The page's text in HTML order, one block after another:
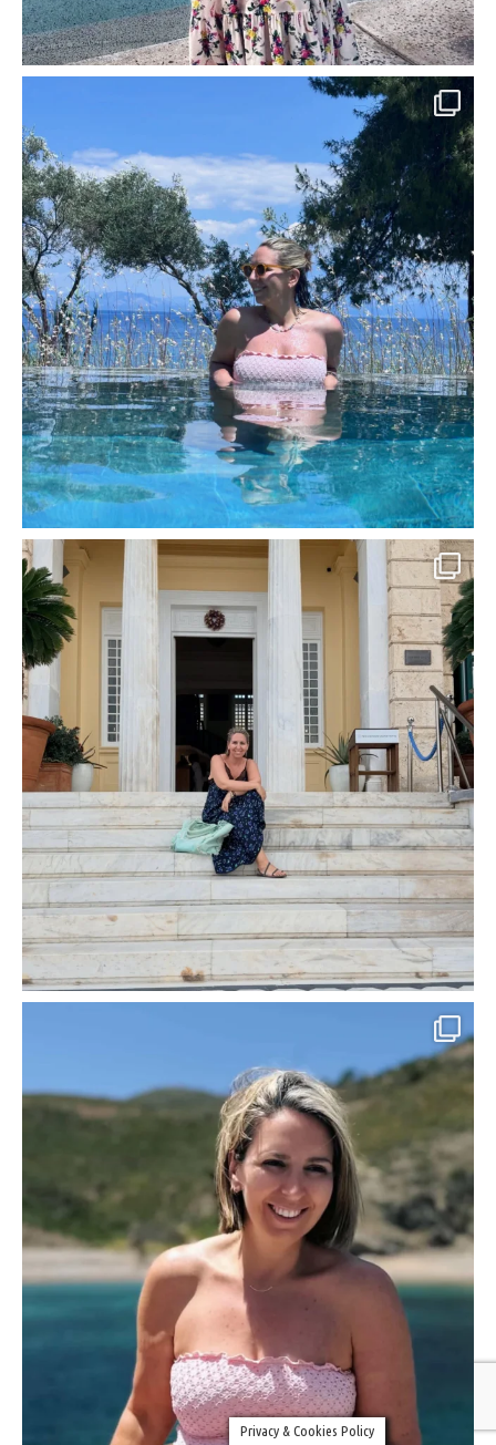
Privacy & Cookies Policy